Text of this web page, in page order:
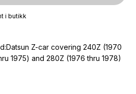
i butikk
Z-car covering 240Z (1970
1975) and 280Z (1976 thru 1978)